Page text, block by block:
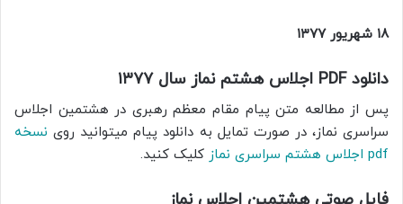
۱۸ شهریور ۱۳۷۷
دانلود PDF اجلاس هشتم نماز سال ۱۳۷۷
پس از مطالعه متن پیام مقام معظم رهبری در هشتمین اجلاس
سراسری نماز، در صورت تمایل به دانلود پیام میتوانید روی نسخه
pdf اجلاس هشتم سراسری نماز
کلیک کنید.